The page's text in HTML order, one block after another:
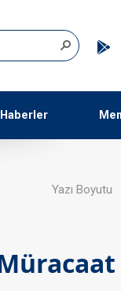
Haberler
Yazı Boyutu